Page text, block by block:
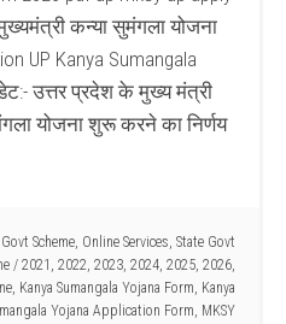
कन्या सुमंगला योजना
UP Kanya Sumangala
उत्तर प्रदेश के मुख्य मंत्री
योजना शुरू करने का निर्णय
Scheme, Online Services, State Govt
/ 2021 , 2022, 2023, 2024, 2025, 2026,
, Kanya Sumangala Yojana Form, Kanya
Yojana Application Form, MKSY